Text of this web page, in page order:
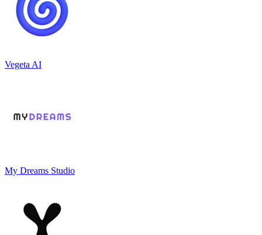
Vegeta AI
My Dreams Studio